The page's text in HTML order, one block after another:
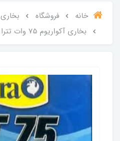
خانه فروشگاه
بخاری
بخاری آکواریوم 75 وات تترا HT75